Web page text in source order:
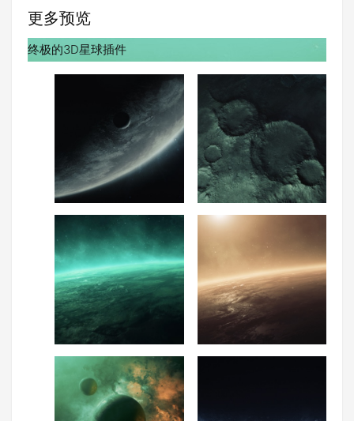
更多预览
终极的3D星球插件